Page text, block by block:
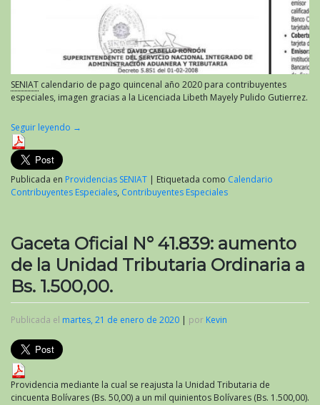
SENIAT calendario de pago quincenal año 2020 para contribuyentes
especiales, imagen gracias a la Licenciada Libeth Mayely Pulido Gutierrez.
Seguir leyendo →
Publicada en Providencias SENIAT | Etiquetada como Calendario
Contribuyentes Especiales, Contribuyentes Especiales
Gaceta Oficial N° 41.839: aumento
de la Unidad Tributaria Ordinaria a
Bs. 1.500,00.
Publicada el martes, 21 de enero de 2020 | por Kevin
Providencia mediante la cual se reajusta la Unidad Tributaria de
cincuenta Bolívares (Bs. 50,00) a un mil quinientos Bolívares (Bs. 1.500,00).